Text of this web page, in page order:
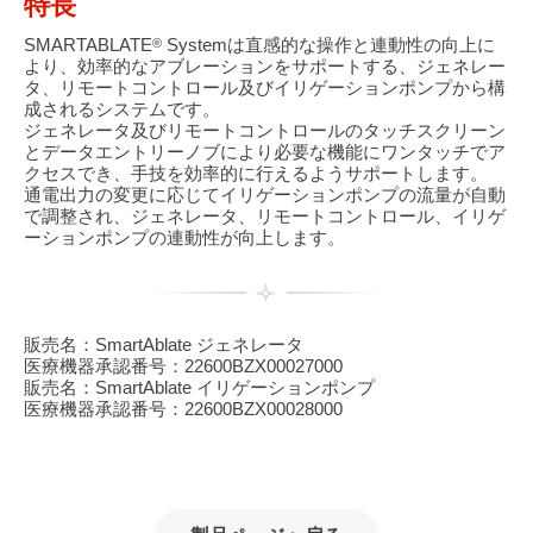
SMARTABLATE® Systemは直感的な操作と連動性の向上に
より、効率的なアブレーションをサポートする、ジェネレー
タ、リモートコントロール及びイリゲーションポンプから構
成されるシステムです。
ジェネレータ及びリモートコントロールのタッチスクリーン
とデータエントリーノブにより必要な機能にワンタッチでア
クセスでき、手技を効率的に行えるようサポートします。
通電出力の変更に応じてイリゲーションポンプの流量が自動
で調整され、ジェネレータ、リモートコントロール、イリゲ
ーションポンプの連動性が向上します。
販売名：SmartAblate ジェネレータ
医療機器承認番号：22600BZX00027000
販売名：SmartAblate イリゲーションポンプ
医療機器承認番号：22600BZX00028000